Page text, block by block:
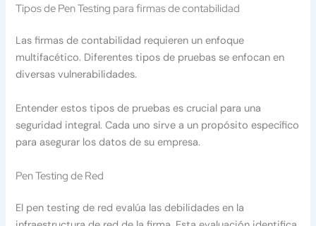
Tipos de Pen Testing para firmas de contabilidad
Las firmas de contabilidad requieren un enfoque
multifacético. Diferentes tipos de pruebas se enfocan en
diversas vulnerabilidades.
Entender estos tipos de pruebas es crucial para una
seguridad integral. Cada uno sirve a un propósito específico
para asegurar los datos de su empresa.
Pen Testing de Red
El pen testing de red evalúa las debilidades en la